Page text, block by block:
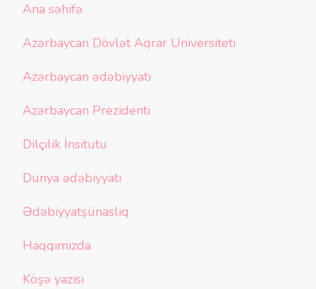
Ana səhifə
Azərbaycan Dövlət Aqrar Universiteti
Azərbaycan ədəbiyyatı
Azərbaycan Prezidenti
Dilçilik İnsitutu
Dünya ədəbiyyatı
Ədəbiyyatşünaslıq
Haqqımızda
Köşə yazısı